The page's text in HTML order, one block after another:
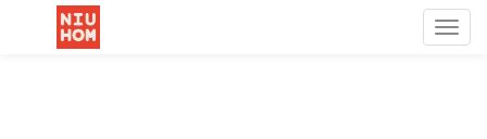
Menú
de